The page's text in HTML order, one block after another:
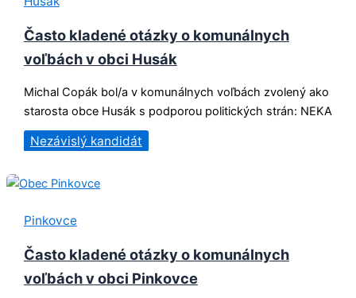
Často kladené otázky o komunálnych
voľbách v obci Husák
Michal Copák bol/a v komunálnych voľbách zvolený ako
starosta obce Husák s podporou politických strán: NEKA
Nezávislý kandidát
Pinkovce
Často kladené otázky o komunálnych
voľbách v obci Pinkovce